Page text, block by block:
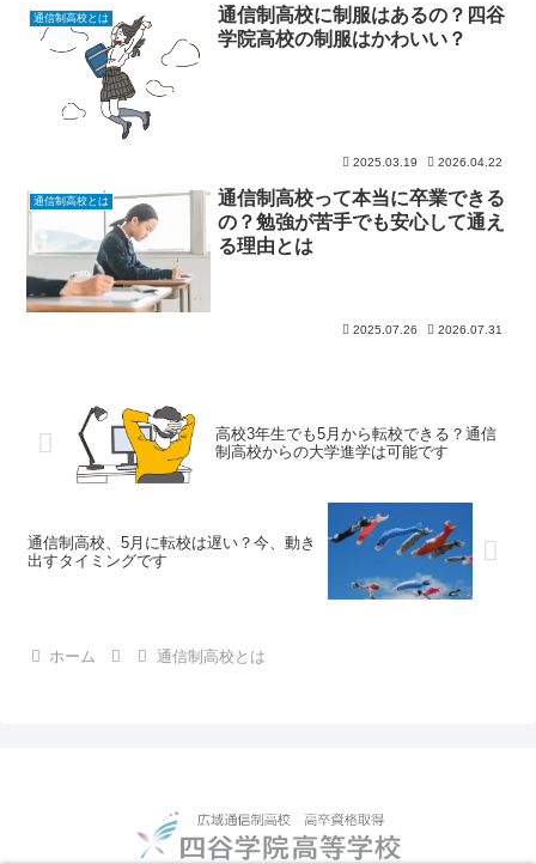
通信制高校とは
通信制高校に制服はあるの？四谷
学院高校の制服はかわいい？
2025.03.19 2026.04.22
通信制高校とは
通信制高校って本当に卒業できる
の？勉強が苦手でも安心して通え
る理由とは
2025.07.26 2026.07.31
高校3年生でも5月から転校できる？通信
制高校からの大学進学は可能です
通信制高校、5月に転校は遅い？今、動き
出すタイミングです
ホーム 通信制高校とは